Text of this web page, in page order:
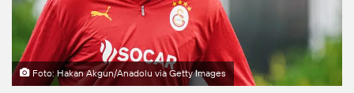
Foto: Hakan Akgun/Anadolu via Getty Images